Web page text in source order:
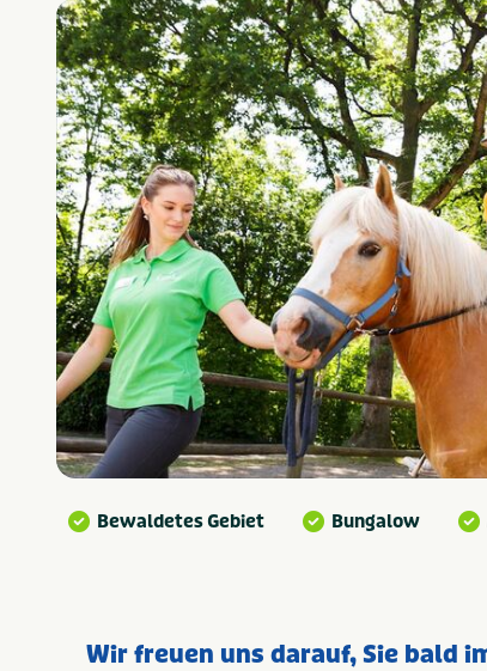
Bewaldetes Gebiet Bungalow
Wir freuen uns darauf, Sie bald